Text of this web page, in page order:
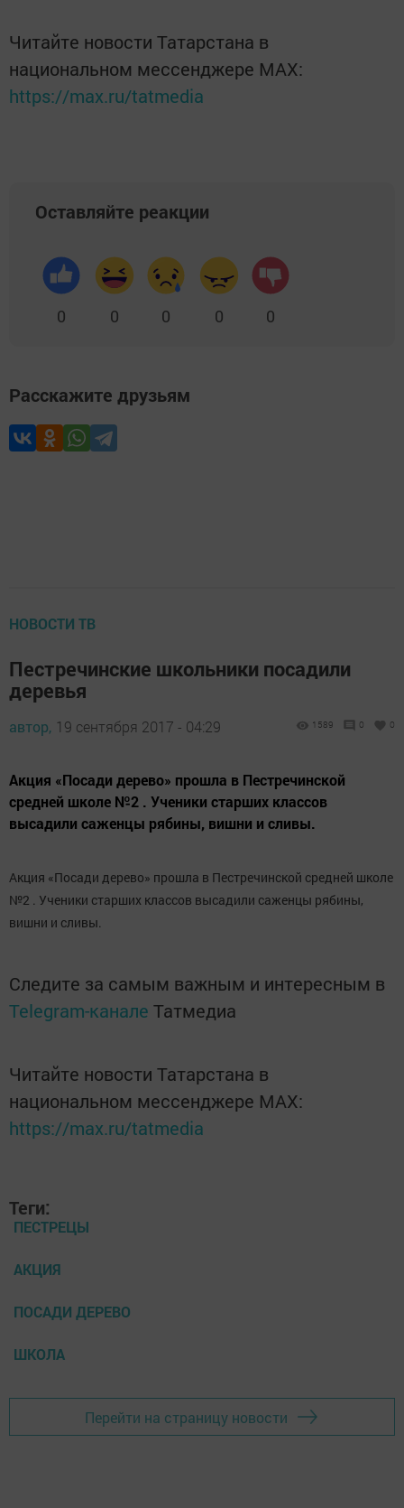
Читайте новости Татарстана в
национальном мессенджере MАХ:
https://max.ru/tatmedia
Оставляйте реакции
0 0 0 0 0
Расскажите друзьям
НОВОСТИ ТВ
Пестречинские школьники посадили
деревья
автор, 19 сентября 2017 - 04:29 1589 0 0
Акция «Посади дерево» прошла в Пестречинской
средней школе №2 . Ученики старших классов
высадили саженцы рябины, вишни и сливы.
Акция «Посади дерево» прошла в Пестречинской средней школе
№2 . Ученики старших классов высадили саженцы рябины,
вишни и сливы.
Следите за самым важным и интересным в
Telegram-канале Татмедиа
Читайте новости Татарстана в
национальном мессенджере MАХ:
https://max.ru/tatmedia
Теги:
ПЕСТРЕЦЫ
АКЦИЯ
ПОСАДИ ДЕРЕВО
ШКОЛА
Перейти на страницу новости